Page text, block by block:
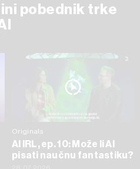
pobednik trke
Originals
AI IRL, ep. 10: Može li AI
pisati naučnu fantastiku?